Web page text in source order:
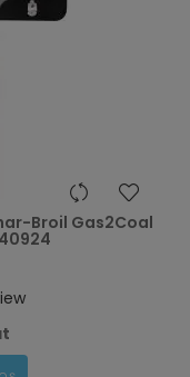
Broil Gas2Coal